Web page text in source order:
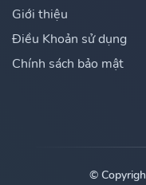
Giới thiệu
Điều Khoản sử dụng
Chính sách bảo mật
©